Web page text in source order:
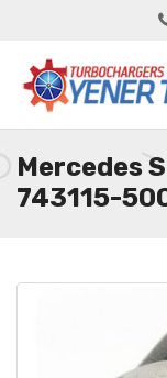
Mercedes
743115-